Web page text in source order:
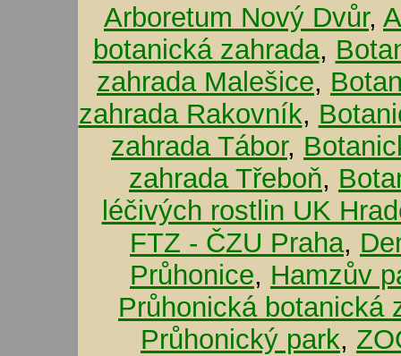
Arboretum Nový Dvůr,
botanická zahrada,
zahrada Malešice,
zahrada Rakovník,
zahrada Tábor,
zahrada Třeboň,
léčivých rostlin UK
FTZ - ČZU Praha,
Průhonice, Hamzův
Průhonická botanická
Průhonický park,